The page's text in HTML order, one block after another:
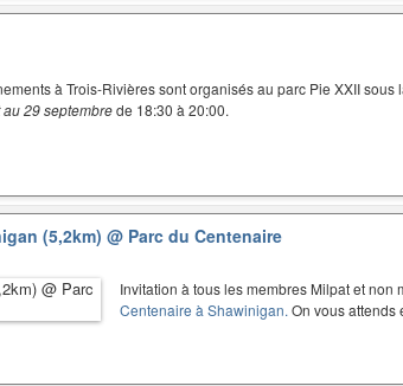
à Trois-Rivières sont organisés au parc Pie XXII
29 septembrede 18:30 à 20:00.
(5,2km)@ Parc du Centenaire
Invitation à tous les membres Milpat et
Centenaire à Shawinigan. On vous attends